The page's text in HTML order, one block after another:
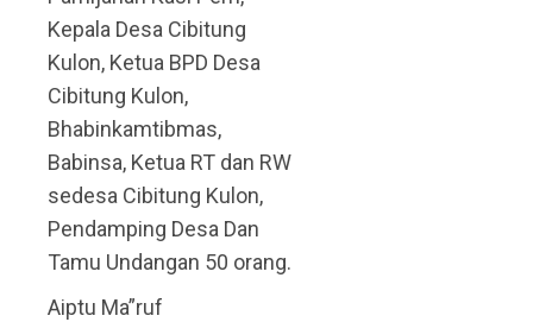
Kepala Desa Cibitung
Kulon, Ketua BPD Desa
Cibitung Kulon,
Bhabinkamtibmas,
Babinsa, Ketua RT dan RW
sedesa Cibitung Kulon,
Pendamping Desa Dan
Tamu Undangan 50 orang.
Aiptu Ma”ruf